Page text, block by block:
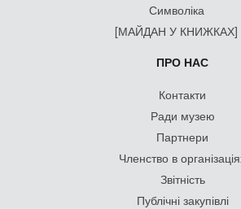
Символіка
[МАЙДАН У КНИЖКАХ]
ПРО НАС
Контакти
Ради музею
Партнери
Членство в
Звітність
Публічні закупівлі